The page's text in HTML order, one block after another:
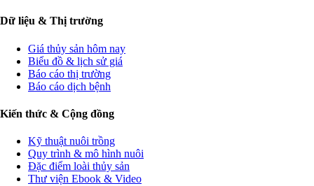
Dữ liệu & Thị trường
Giá thủy sản hôm nay
Biểu đồ & lịch sử giá
Báo cáo thị trường
Báo cáo dịch bệnh
Kiến thức & Cộng đồng
Kỹ thuật nuôi trồng
Quy trình & mô hình nuôi
Đặc điểm loài thủy sản
Thư viện Ebook & Video